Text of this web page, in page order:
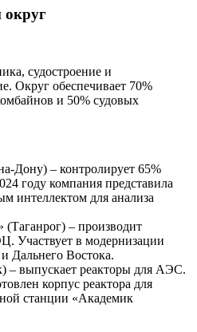
судостроение и
Округ обеспечивает 70%
и 50% судовых
Дону) – контролирует 65%
году компания представила
интеллектом для анализа
– производит
Участвует в модернизации
Дальнего Востока.
– выпускает реакторы для АЭС.
корпус реактора для
станции «Академик